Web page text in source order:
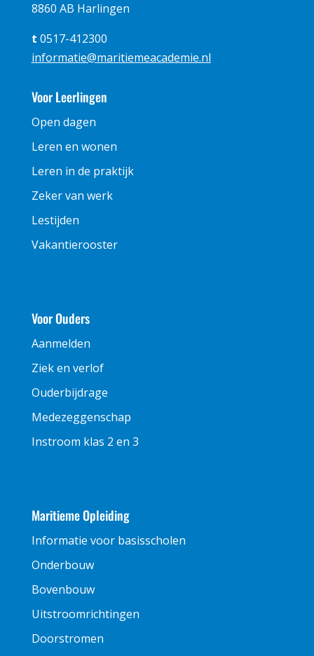
8860 AB Harlingen
t 0517-412300
informatie@maritiemeacademie.nl
Voor Leerlingen
Open dagen
Leren en wonen
Leren in de praktijk
Zeker van werk
Lestijden
Vakantierooster
Voor Ouders
Aanmelden
Ziek en verlof
Ouderbijdrage
Medezeggenschap
Instroom klas 2 en 3
Maritieme Opleiding
Informatie voor basisscholen
Onderbouw
Bovenbouw
Uitstroomrichtingen
Doorstromen